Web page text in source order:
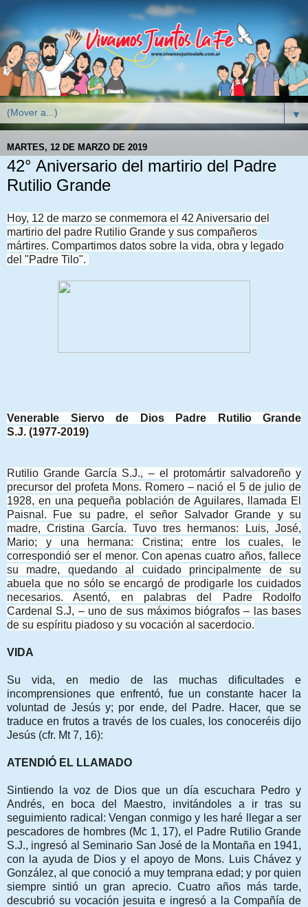
▼
MARTES, 12 DE MARZO DE 2019
42° Aniversario del martirio del Padre
Rutilio Grande
Hoy, 12 de marzo se conmemora el 42 Aniversario del
martirio del padre Rutilio Grande y sus compañeros
mártires. Compartimos datos sobre la vida, obra y legado
del "Padre Tilo".
Venerable Siervo de Dios Padre Rutilio Grande
S.J. (1977-2019)
Rutilio Grande García S.J., – el protomártir salvadoreño y
precursor del profeta Mons. Romero – nació el 5 de julio de
1928, en una pequeña población de Aguilares, llamada El
Paisnal. Fue su padre, el señor Salvador Grande y su
madre, Cristina García. Tuvo tres hermanos: Luis, José,
Mario; y una hermana: Cristina; entre los cuales, le
correspondió ser el menor. Con apenas cuatro años, fallece
su madre, quedando al cuidado principalmente de su
abuela que no sólo se encargó de prodigarle los cuidados
necesarios. Asentó, en palabras del Padre Rodolfo
Cardenal S.J, – uno de sus máximos biógrafos – las bases
de su espíritu piadoso y su vocación al sacerdocio.
VIDA
Su vida, en medio de las muchas dificultades e
incomprensiones que enfrentó, fue un constante hacer la
voluntad de Jesús y; por ende, del Padre. Hacer, que se
traduce en frutos a través de los cuales, los conoceréis dijo
Jesús (cfr. Mt 7, 16):
ATENDIÓ EL LLAMADO
Sintiendo la voz de Dios que un día escuchara Pedro y
Andrés, en boca del Maestro, invitándoles a ir tras su
seguimiento radical: Vengan conmigo y les haré llegar a ser
pescadores de hombres (Mc 1, 17), el Padre Rutilio Grande
S.J., ingresó al Seminario San José de la Montaña en 1941,
con la ayuda de Dios y el apoyo de Mons. Luis Chávez y
González, al que conoció a muy temprana edad; y por quien
siempre sintió un gran aprecio. Cuatro años más tarde,
descubrió su vocación jesuita e ingresó a la Compañía de